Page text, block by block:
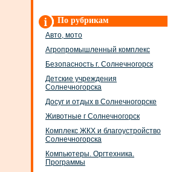
По рубрикам
Авто, мото
Агропромышленный комплекс
Безопасность г. Солнечногорск
Детские учреждения
Солнечногорска
Досуг и отдых в Солнечногорске
Животные г Солнечногорск
Комплекс ЖКХ и благоустройство
Солнечногорска
Компьютеры. Оргтехника.
Программы